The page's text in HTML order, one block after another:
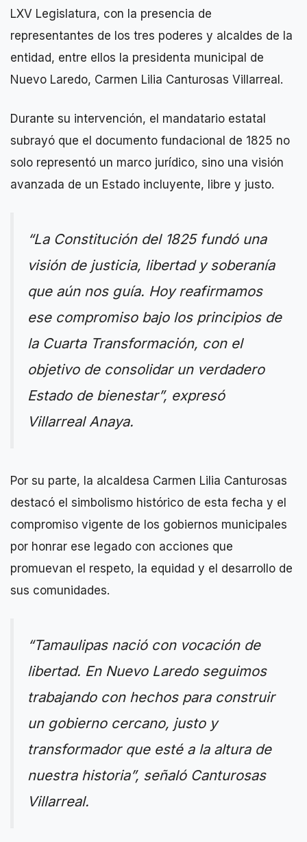
LXV Legislatura, con la presencia de
representantes de los tres poderes y alcaldes de la
entidad, entre ellos la presidenta municipal de
Nuevo Laredo, Carmen Lilia Canturosas Villarreal.
Durante su intervención, el mandatario estatal
subrayó que el documento fundacional de 1825 no
solo representó un marco jurídico, sino una visión
avanzada de un Estado incluyente, libre y justo.
“La Constitución del 1825 fundó una
visión de justicia, libertad y soberanía
que aún nos guía. Hoy reafirmamos
ese compromiso bajo los principios de
la Cuarta Transformación, con el
objetivo de consolidar un verdadero
Estado de bienestar”, expresó
Villarreal Anaya.
Por su parte, la alcaldesa Carmen Lilia Canturosas
destacó el simbolismo histórico de esta fecha y el
compromiso vigente de los gobiernos municipales
por honrar ese legado con acciones que
promuevan el respeto, la equidad y el desarrollo de
sus comunidades.
“Tamaulipas nació con vocación de
libertad. En Nuevo Laredo seguimos
trabajando con hechos para construir
un gobierno cercano, justo y
transformador que esté a la altura de
nuestra historia”, señaló Canturosas
Villarreal.